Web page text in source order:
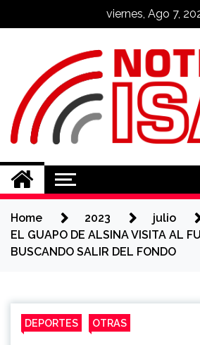
viernes, Ago 7,
Noticias
REALIZADO POR
Home 2023 julio
EL GUAPO DE ALSINA VISITA AL
BUSCANDO SALIR DEL FONDO
DEPORTES OTRAS